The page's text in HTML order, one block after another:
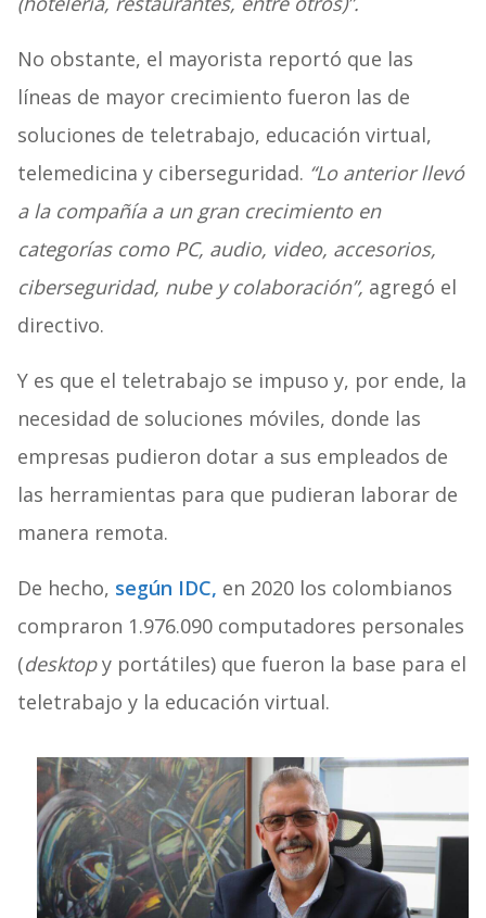
No obstante, el mayorista reportó que las
líneas de mayor crecimiento fueron las de
soluciones de teletrabajo, educación virtual,
telemedicina y ciberseguridad. “Lo anterior llevó
a la compañía a un gran crecimiento en
categorías como PC, audio, video, accesorios,
ciberseguridad, nube y colaboración”, agregó el
directivo.
Y es que el teletrabajo se impuso y, por ende, la
necesidad de soluciones móviles, donde las
empresas pudieron dotar a sus empleados de
las herramientas para que pudieran laborar de
manera remota.
De hecho, según IDC, en 2020 los colombianos
compraron 1.976.090 computadores personales
(desktopy portátiles) que fueron la base para el
teletrabajo y la educación virtual.